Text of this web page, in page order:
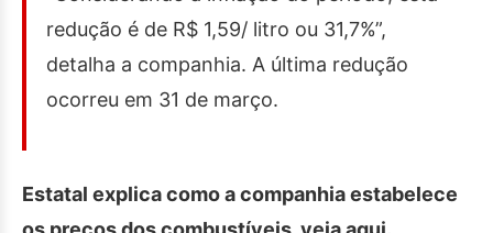
redução é de R$ 1,59/ litro ou 31,7%”,
detalha a companhia. A última redução
ocorreu em 31 de março.
Estatal explica como a companhia estabelece